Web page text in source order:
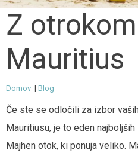
Z
Mauritius
Domov | Blog
Če ste se odločili za izbor
Mauritiusu, je to eden najboljših
Majhen otok, ki ponuja veliko.